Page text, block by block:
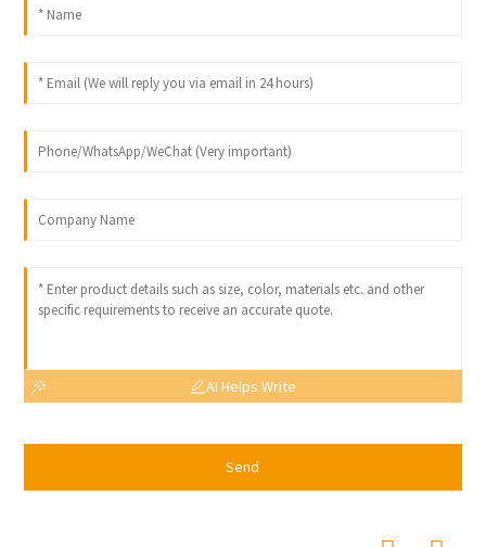
AI Helps Write
Send